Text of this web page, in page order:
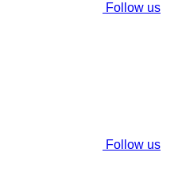
Follow us
Follow us